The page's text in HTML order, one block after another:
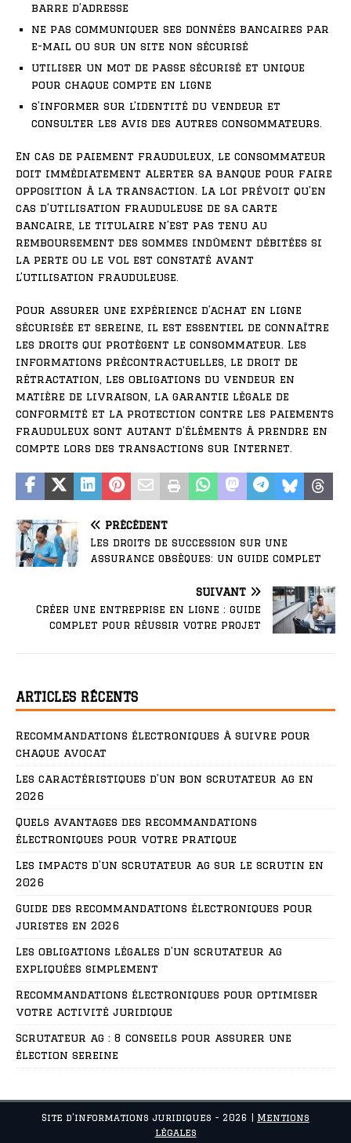
barre d’adresse
ne pas communiquer ses données bancaires par
e-mail ou sur un site non sécurisé
utiliser un mot de passe sécurisé et unique
pour chaque compte en ligne
s’informer sur l’identité du vendeur et
consulter les avis des autres consommateurs.
En cas de paiement frauduleux, le consommateur
doit immédiatement alerter sa banque pour faire
opposition à la transaction. La loi prévoit qu’en
cas d’utilisation frauduleuse de sa carte
bancaire, le titulaire n’est pas tenu au
remboursement des sommes indûment débitées si
la perte ou le vol est constaté avant
l’utilisation frauduleuse.
Pour assurer une expérience d’achat en ligne
sécurisée et sereine, il est essentiel de connaître
les droits qui protègent le consommateur. Les
informations précontractuelles, le droit de
rétractation, les obligations du vendeur en
matière de livraison, la garantie légale de
conformité et la protection contre les paiements
frauduleux sont autant d’éléments à prendre en
compte lors des transactions sur Internet.
PRÉCÉDENT
Les droits de succession sur une
assurance obsèques: un guide complet
SUIVANT
Créer une entreprise en ligne : guide
complet pour réussir votre projet
ARTICLES RÉCENTS
Recommandations électroniques à suivre pour
chaque avocat
Les caractéristiques d’un bon scrutateur ag en
2026
Quels avantages des recommandations
électroniques pour votre pratique
Les impacts d’un scrutateur ag sur le scrutin en
2026
Guide des recommandations électroniques pour
juristes en 2026
Les obligations légales d’un scrutateur ag
expliquées simplement
Recommandations électroniques pour optimiser
votre activité juridique
Scrutateur ag : 8 conseils pour assurer une
élection sereine
Site d'informations juridiques - 2026
Mentions
légales